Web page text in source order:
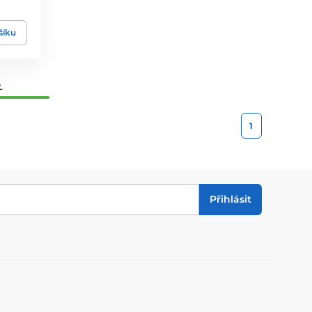
1
Přihlásit